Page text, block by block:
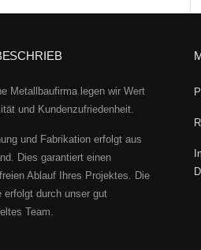
Metallbaufirma legen wir Wert
und Kundenzufriedenheit.
und Fabrikation erfolgt aus
Dies garantiert einen
Ablauf Ihres Projektes. Die
erfolgt durch unser gut
Team.